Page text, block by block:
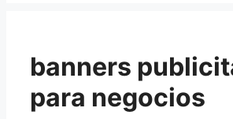
banners
para negocios